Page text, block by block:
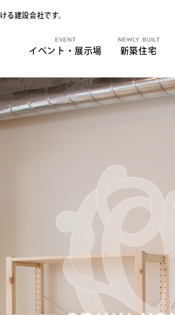
る建設会社です。
EVENT
イベント・展示場
NEWLY BUILT
新築住宅